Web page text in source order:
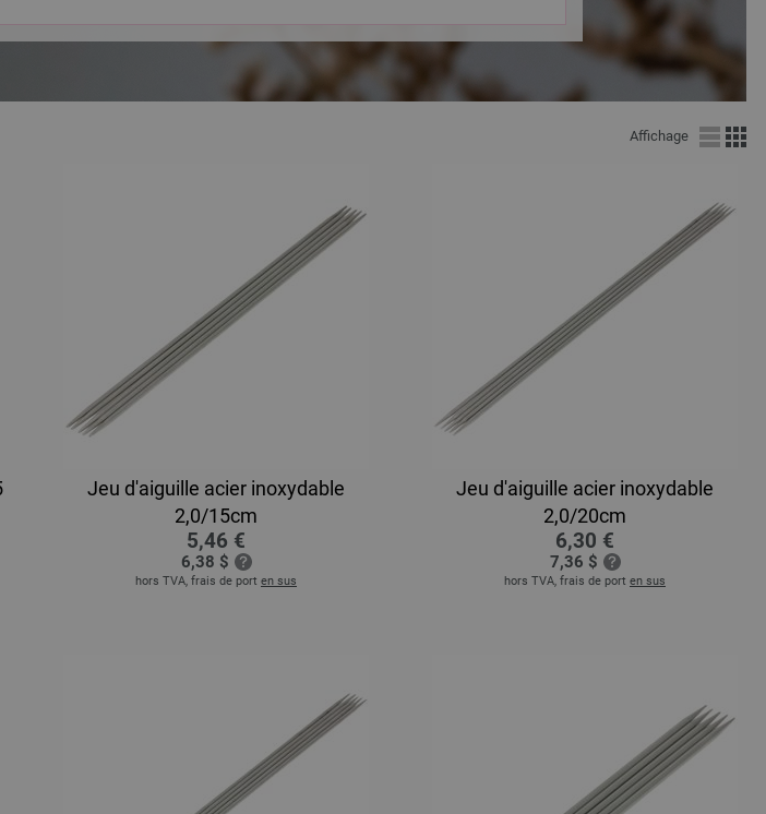
Affichage
Jeu d'aiguille acier inoxydable
2,0/15cm
5,46 €
6,38 $
hors TVA, frais de port en sus
Jeu d'aiguille acier inoxydable
2,0/20cm
6,30 €
7,36 $
hors TVA, frais de port en sus